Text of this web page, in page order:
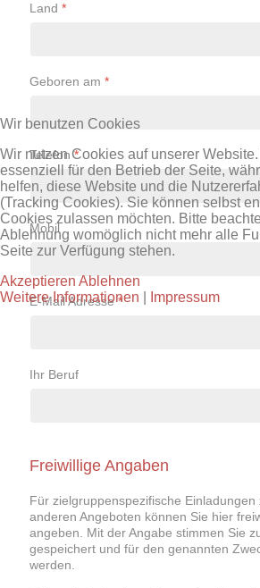
Land *
Geboren am *
Telefon*
Mobil
E-Mail Adresse*
Ihr Beruf
Freiwillige Angaben
Für zielgruppenspezifische Einladungen
anderen Angeboten können Sie hier
angeben. Mit der Angabe stimmen Sie
gespeichert und für den genannten
werden.
Wir benutzen Cookies
Wir nutzen Cookies auf unserer
essenziell für den Betrieb der Seite,
helfen, diese Website und die
(Tracking Cookies). Sie können selbst
Cookies zulassen möchten. Bitte
Ablehnung womöglich nicht mehr alle
Seite zur Verfügung stehen.
Akzeptieren Ablehnen
Weitere Informationen
Impressum